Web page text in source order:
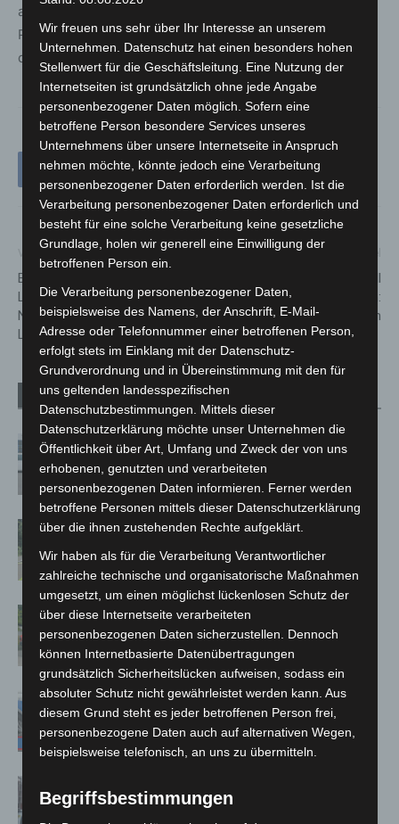
abgelehnt. Der 32-Jährige wurde anschließend aus dem
Polizeigewahrsam entlassen. Die weiteren Ermittlungen
dauern an.
Vorheriger Artikel
Betrug mit falscher Liebe:
Landeskriminalamt
Niedersachsen warnt vor
Love-Scamming
Erneuter bewaffneter Überfall
auf Supermarkt in Isernhagen:
Polizei sucht Zeugen
Verwandte Artikel Mehr vom Autor
Niedersachsen: Feuerwehrkräfte
kehren nach Waldbrandeinsatz aus
Spanien zurück
Brand im „Haus der Begegnung“ in
Neuwarmbüchen schnell eingedämmt
Region Hannover: 21 neue
Notfallsanitäter starten beim Roten
Kreuz
Mann läuft mit Hockeyschläger über
A7 – Polizei sucht Zeugen
auf Baustelle
Wir freuen uns sehr über Ihr Interesse an unserem
Unternehmen. Datenschutz hat einen besonders hohen
Stellenwert für die Geschäftsleitung. Eine Nutzung der
Internetseiten ist grundsätzlich ohne jede Angabe
personenbezogener Daten möglich. Sofern eine
betroffene Person besondere Services unseres
Unternehmens über unsere Internetseite in Anspruch
nehmen möchte, könnte jedoch eine Verarbeitung
personenbezogener Daten erforderlich werden. Ist die
Verarbeitung personenbezogener Daten erforderlich und
besteht für eine solche Verarbeitung keine gesetzliche
Grundlage, holen wir generell eine Einwilligung der
betroffenen Person ein.
Die Verarbeitung personenbezogener Daten,
beispielsweise des Namens, der Anschrift, E-Mail-
Adresse oder Telefonnummer einer betroffenen Person,
erfolgt stets im Einklang mit der Datenschutz-
Grundverordnung und in Übereinstimmung mit den für
uns geltenden landesspezifischen
Datenschutzbestimmungen. Mittels dieser
Datenschutzerklärung möchte unser Unternehmen die
Öffentlichkeit über Art, Umfang und Zweck der von uns
erhobenen, genutzten und verarbeiteten
personenbezogenen Daten informieren. Ferner werden
betroffene Personen mittels dieser Datenschutzerklärung
über die ihnen zustehenden Rechte aufgeklärt.
Wir haben als für die Verarbeitung Verantwortlicher
zahlreiche technische und organisatorische Maßnahmen
umgesetzt, um einen möglichst lückenlosen Schutz der
über diese Internetseite verarbeiteten
personenbezogenen Daten sicherzustellen. Dennoch
können Internetbasierte Datenübertragungen
grundsätzlich Sicherheitslücken aufweisen, sodass ein
absoluter Schutz nicht gewährleistet werden kann. Aus
diesem Grund steht es jeder betroffenen Person frei,
personenbezogene Daten auch auf alternativen Wegen,
beispielsweise telefonisch, an uns zu übermitteln.
Begriffsbestimmungen